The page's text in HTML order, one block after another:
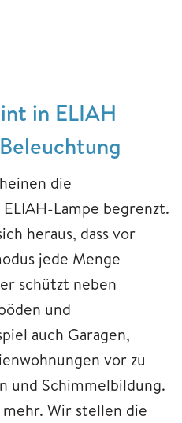
in ELIAH
die
Lampe begrenzt.
heraus, dass vor
jede Menge
schützt neben
und
auch Garagen,
vor zu
und Schimmelbildung.
Wir stellen die